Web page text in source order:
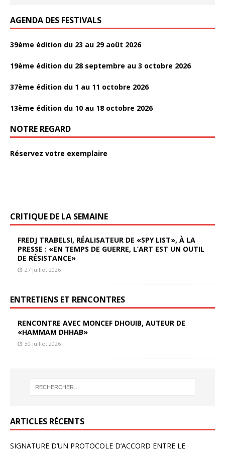
AGENDA DES FESTIVALS
39ème édition du 23 au 29 août 2026
19ème édition du 28 septembre au 3 octobre 2026
37ème édition du 1 au 11 octobre 2026
13ème édition du 10 au 18 octobre 2026
NOTRE REGARD
Réservez votre exemplaire
CRITIQUE DE LA SEMAINE
FREDJ TRABELSI, RÉALISATEUR DE «SPY LIST», À LA
PRESSE : «EN TEMPS DE GUERRE, L’ART EST UN OUTIL
DE RÉSISTANCE»
27 juillet 2026
ENTRETIENS ET RENCONTRES
RENCONTRE AVEC MONCEF DHOUIB, AUTEUR DE
«HAMMAM DHHAB»
30 juillet 2026
ARTICLES RÉCENTS
SIGNATURE D’UN PROTOCOLE D’ACCORD ENTRE LE